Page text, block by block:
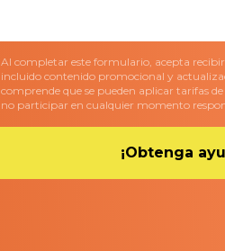
Al completar este formulario, acepta recibir
incluido contenido promocional y
comprende que se pueden aplicar tarifas
no participar en cualquier momento